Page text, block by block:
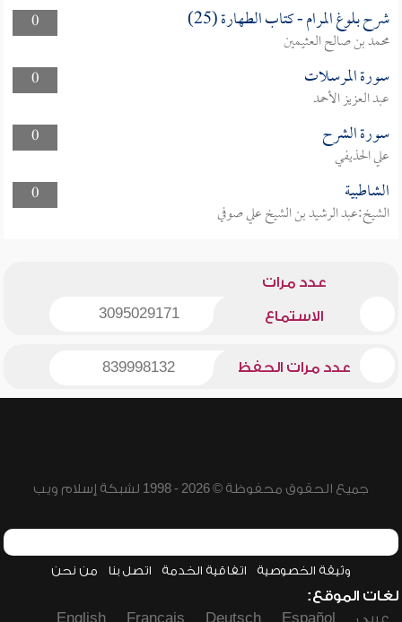
0
شرح بلوغ المرام - كتاب الطهارة (25)
محمد بن صالح العثيمين
0
سورة المرسلات
عبد العزيز الأحمد
0
سورة الشرح
علي الحذيفي
0
الشاطبية
الشيخ:عبد الرشيد بن الشيخ علي صوفي
عدد مرات
الاستماع 3095029171
عدد مرات الحفظ 839998132
جميع الحقوق محفوظة © 2026 - 1998 لشبكة إسلام ويب
وثيقة الخصوصية اتفاقية الخدمة اتصل بنا من نحن
لغات الموقع:
عربي
Español
Deutsch
Français
English